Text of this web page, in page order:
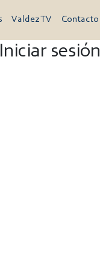
Valdez TV Contacto
Iniciar sesión